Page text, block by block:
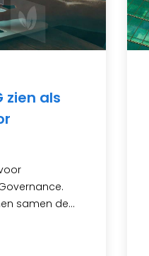
zien als
samen de...